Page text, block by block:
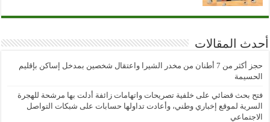
أحدث المقالات
حجز أكثر من 7 أطنان من مخدر الشيرا واعتقال شخصين بمدخل إساكن بإقليم
الحسيمة
فتح بحث قضائي على خلفية تصريحات واتهامات زائفة أدلت بها مرشحة للهجرة
السرية لموقع إخباري وطني، وأعادت تداولها حسابات على شبكات التواصل
الاجتماعي